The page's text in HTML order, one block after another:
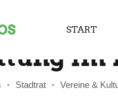
START
im
Stadtrat Vereine &